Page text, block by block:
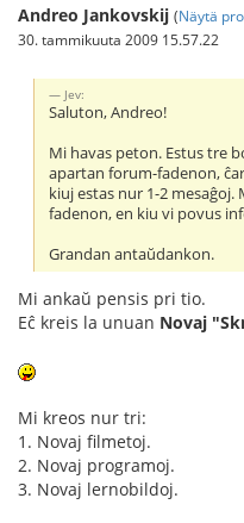
Andreo Jankovskij (Näytä
30. tammikuuta 2009 15.57.22
Jev:
Saluton, Andreo!
Mi havas peton. Estus tre
apartan forum-fadenon,
kiuj estas nur 1-2
fadenon, en kiu vi povus
Grandan antaŭdankon.
Mi ankaŭ pensis pri tio.
Eĉ kreis la unuan Novaj
Mi kreos nur tri:
1. Novaj filmetoj.
2. Novaj programoj.
3. Novaj lernobildoj.